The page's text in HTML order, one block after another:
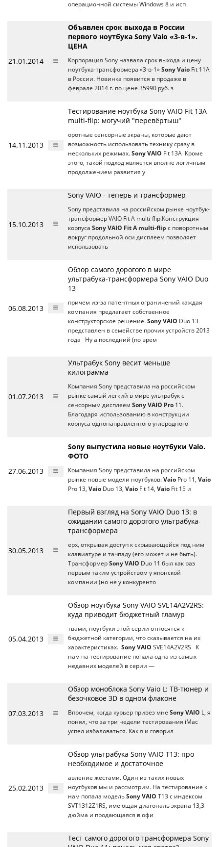
операционной системы Windows 8 и исп
21.01.2014
Объявлен срок выхода в России
первого ноутбука Sony Vaio «3-в-1».
ЦЕНА
Корпорация Sony назвала срок выхода и цену
ноутбука-трансформера «3-в-1» Sony Vaio Fit 11A
в России. Новинка появится в продаже в
феврале 2014 г. по цене 35990 руб. з
14.11.2013
Тестирование ноутбука Sony VAIO Fit 13A
multi-flip: могучий "перевёртыш"
оротные сенсорные экраны, которые дают
возможность использовать технику сразу в
нескольких режимах. Sony VAIO Fit 13A Кроме
этого, такой подход является вполне логичным
продолжением развития у
15.10.2013
Sony VAIO - теперь и трансформер
Sony представила на российском рынке ноутбук-
трансформер VAIO Fit A multi-flip.Конструкция
корпуса Sony VAIO Fit A multi-flip с поворотным
вокруг продольной оси дисплеем позволяет
использовать
06.08.2013
Обзор самого дорогого в мире
ультрабука-трансформера Sony VAIO Duo
13
причем из-за патентных ограничений каждая
компания предлагает собственное
конструкторское решение. Sony VAIO Duo 13
представлен в семействе прочих устройств 2013
года Ну а последний (по врем
01.07.2013
Ультрабук Sony весит меньше
килограмма
Компания Sony представила на российском
рынке самый лёгкий в мире ультрабук с
сенсорным дисплеем Sony VAIO Pro 11.
Благодаря использованию в конструкции
корпуса однонаправленного углеродного
27.06.2013
Sony выпустила новые ноутбуки Vaio.
ФОТО
Компания Sony представила на российском
рынке новые модели ноутбуков: Vaio Pro 11, Vaio
Pro 13, Vaio Duo 13, Vaio Fit 14, Vaio Fit 15 и
30.05.2013
Первый взгляд на Sony VAIO Duo 13: в
ожидании самого дорогого ультрабука-
трансформера
ерх, открывая доступ к скрывающейся под ним
клавиатуре и тачпаду (его может и не быть).
Трансформер Sony VAIO Duo 11 был как раз
первым таким устройством у японской
компании (но не у конкуренто
05.04.2013
Обзор ноутбука Sony VAIO SVE14A2V2RS:
куда приводит бюджетный гламур
твами, ноутбуки этой серии относятся к
бюджетной категории, что сказывается на их
характеристиках. Sony VAIO SVE14A2V2RS К
нам на тестирование попала одна из самых
недавних моделей в серии —
07.03.2013
Обзор моноблока Sony Vaio L: ТВ-тюнер и
безочковое 3D в одном флаконе
Впрочем, когда курьер привёз мне Sony VAIO L, я
понял, что за три недели тестирования iMac
успел избаловаться. Как я и говорил
25.02.2013
Обзор ультрабука Sony VAIO T13: про
необходимое и достаточное
авление жестами. Один из таких новых
ноутбуков мы и рассмотрим. На тестирование к
нам попала модель Sony VAIO T13 с индексом
SVT1312Z1RS, имеющая диагональ экрана 13,3
дюйма и продающаяся в офи
Тест самого дорогого трансформера Sony